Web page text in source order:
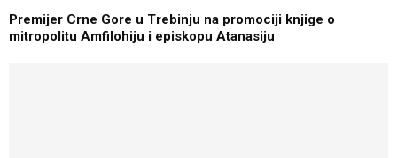
Premijer Crne Gore u Trebinju na promociji knjige o
mitropolitu Amfilohiju i episkopu Atanasiju